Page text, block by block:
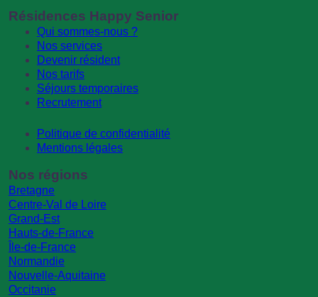
Résidences Happy Senior
Qui sommes-nous ?
Nos services
Devenir résident
Nos tarifs
Séjours temporaires
Recrutement
Politique de confidentialité
Mentions légales
Nos régions
Bretagne
Centre-Val de Loire
Grand-Est
Hauts-de-France
Île-de-France
Normandie
Nouvelle-Aquitaine
Occitanie